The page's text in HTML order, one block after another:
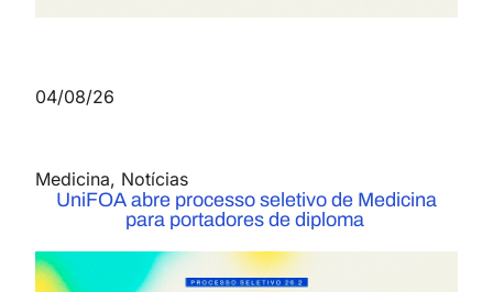
04/08/26
Medicina, Notícias
UniFOA abre processo seletivo de Medicina
para portadores de diploma